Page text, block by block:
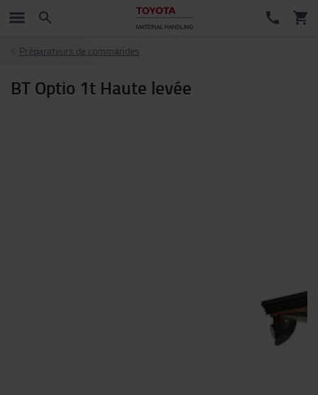
Préparateurs de commandes
BT Optio 1t Haute levée